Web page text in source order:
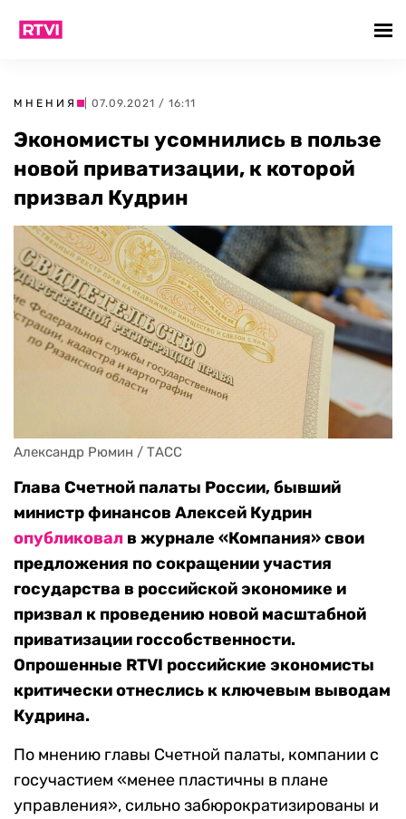
МНЕНИЯ | 07.09.2021 / 16:11
Экономисты усомнились в пользе
новой приватизации, к которой
призвал Кудрин
Александр Рюмин / ТАСС
Глава Счетной палаты России, бывший
министр финансов Алексей Кудрин
опубликовал в журнале «Компания» свои
предложения по сокращении участия
государства в российской экономике и
призвал к проведению новой масштабной
приватизации госсобственности.
Опрошенные RTVI российские экономисты
критически отнеслись к ключевым выводам
Кудрина.
По мнению главы Счетной палаты, компании с
госучастием «менее пластичны в плане
управления», сильно забюрократизированы и